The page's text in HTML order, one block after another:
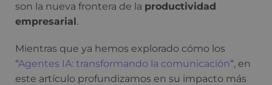
son la nueva frontera de la productividad
empresarial.
Mientras que ya hemos explorado cómo los
“Agentes IA: transformando la comunicación“, en
este artículo profundizamos en su impacto más